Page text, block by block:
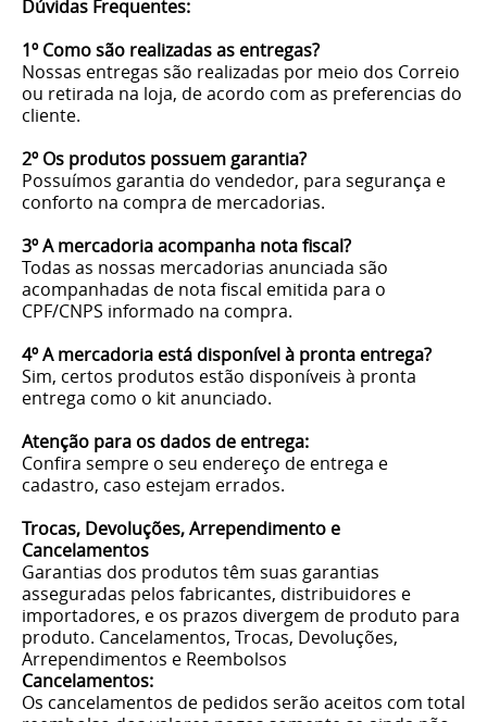
Dúvidas Frequentes:
1º Como são realizadas as entregas?
Nossas entregas são realizadas por meio dos Correio
ou retirada na loja, de acordo com as preferencias do
cliente.
2º Os produtos possuem garantia?
Possuímos garantia do vendedor, para segurança e
conforto na compra de mercadorias.
3º A mercadoria acompanha nota fiscal?
Todas as nossas mercadorias anunciada são
acompanhadas de nota fiscal emitida para o
CPF/CNPS informado na compra.
4º A mercadoria está disponível à pronta entrega?
Sim, certos produtos estão disponíveis à pronta
entrega como o kit anunciado.
Atenção para os dados de entrega:
Confira sempre o seu endereço de entrega e
cadastro, caso estejam errados.
Trocas, Devoluções, Arrependimento e
Cancelamentos
Garantias dos produtos têm suas garantias
asseguradas pelos fabricantes, distribuidores e
importadores, e os prazos divergem de produto para
produto. Cancelamentos, Trocas, Devoluções,
Arrependimentos e Reembolsos
Cancelamentos:
Os cancelamentos de pedidos serão aceitos com total